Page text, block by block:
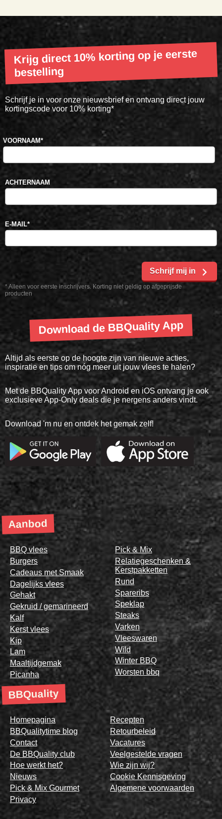
Krijg direct 10% korting op je eerste
bestelling
Schrijf je in voor onze nieuwsbrief en ontvang direct jouw
kortingscode voor 10% korting*
* Alleen voor eerste inschrijvers. Korting niet geldig op afgeprijsde
producten
VOORNAAM*
ACHTERNAAM
E-MAIL*
Schrijf mij in
Download de BBQuality App
Altijd als eerste op de hoogte zijn van nieuwe acties,
inspiratie en tips om nóg meer uit jouw vlees te halen?
Met de BBQuality App voor Android en iOS ontvang je ook
exclusieve App-Only deals die je nergens anders vindt.
Download 'm nu en ontdek het gemak zelf!
Aanbod
BBQ vlees
Burgers
Cadeaus met Smaak
Dagelijks vlees
Gehakt
Gekruid / gemarineerd
Kalf
Kerst vlees
Kip
Lam
Maaltijdgemak
Picanha
Pick & Mix
Relatiegeschenken &
Kerstpakketten
Rund
Spareribs
Speklap
Steaks
Varken
Vleeswaren
Wild
Winter BBQ
Worsten bbq
BBQuality
Homepagina
BBQualitytime blog
Contact
De BBQuality club
Hoe werkt het?
Nieuws
Pick & Mix Gourmet
Privacy
Recepten
Retourbeleid
Vacatures
Veelgestelde vragen
Wie zijn wij?
Cookie Kennisgeving
Algemene voorwaarden